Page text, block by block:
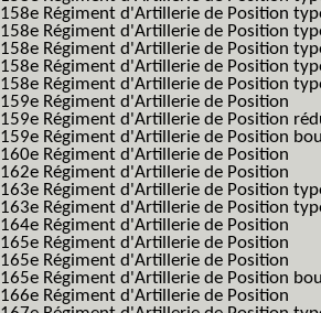
158e Régiment d'Artillerie de Position
158e Régiment d'Artillerie de Position
158e Régiment d'Artillerie de Position
158e Régiment d'Artillerie de Position
158e Régiment d'Artillerie de Position
159e Régiment d'Artillerie de Position
159e Régiment d'Artillerie de Position
159e Régiment d'Artillerie de Position
160e Régiment d'Artillerie de Position
162e Régiment d'Artillerie de Position
163e Régiment d'Artillerie de Position
163e Régiment d'Artillerie de Position
164e Régiment d'Artillerie de Position
165e Régiment d'Artillerie de Position
165e Régiment d'Artillerie de Position
165e Régiment d'Artillerie de Position
166e Régiment d'Artillerie de Position